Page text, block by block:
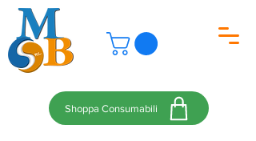
Shoppa Consumabili